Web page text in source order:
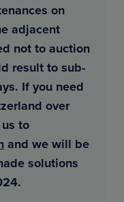
on
adjacent
not to auction
result to sub-
If you need
over
to
and we will be
solutions